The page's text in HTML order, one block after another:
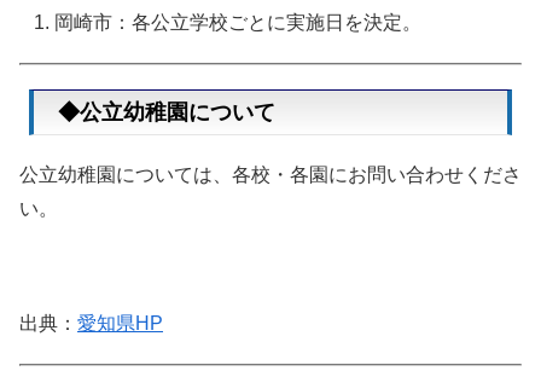
岡崎市：各公立学校ごとに実施日を決定。
◆公立幼稚園について
公立幼稚園については、各校・各園にお問い合わせくださ
い。
出典： 愛知県HP